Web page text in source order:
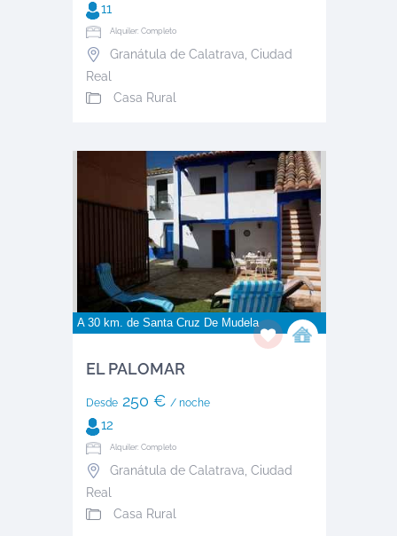
11
Alquiler: Completo
Granátula de Calatrava Ciudad
Real
Casa Rural
A 30 km. de Santa Cruz De Mudela
EL PALOMAR
Desde250 € / noche
12
Alquiler: Completo
Granátula de Calatrava Ciudad
Real
Casa Rural